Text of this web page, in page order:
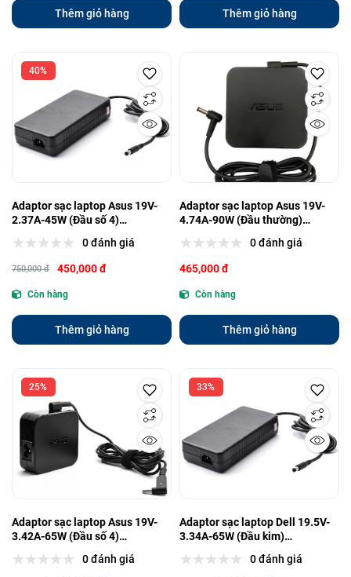
Thêm giỏ hàng Thêm giỏ hàng
40%
Adaptor sạc laptop Asus 19V-
2.37A-45W (Đầu số 4)
0 đánh giá
750,000 đ 450,000 đ
Còn hàng
Thêm giỏ hàng
Adaptor sạc laptop Asus 19V-
4.74A-90W (Đầu thường)
0 đánh giá
465,000 đ
Còn hàng
Thêm giỏ hàng
25%
Adaptor sạc laptop Asus 19V-
3.42A-65W (Đầu số 4)
0 đánh giá
33%
Adaptor sạc laptop Dell 19.5V-
3.34A-65W (Đầu kim)
0 đánh giá